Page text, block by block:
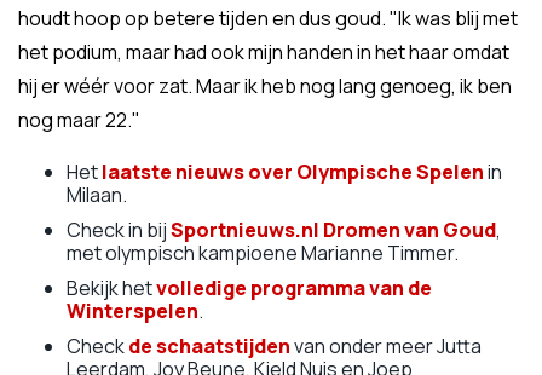
houdt hoop op betere tijden en dus goud. "Ik was blij met
het podium, maar had ook mijn handen in het haar omdat
hij er wéér voor zat. Maar ik heb nog lang genoeg, ik ben
nog maar 22."
Hetlaatste nieuws over Olympische Spelenin
Milaan.
Check in bijSportnieuws.nl Dromen van Goud,
met olympisch kampioene Marianne Timmer.
Bekijk hetvolledige programma van de
Winterspelen.
Checkde schaatstijdenvan onder meer Jutta
Leerdam, Joy Beune, Kjeld Nuis en Joep